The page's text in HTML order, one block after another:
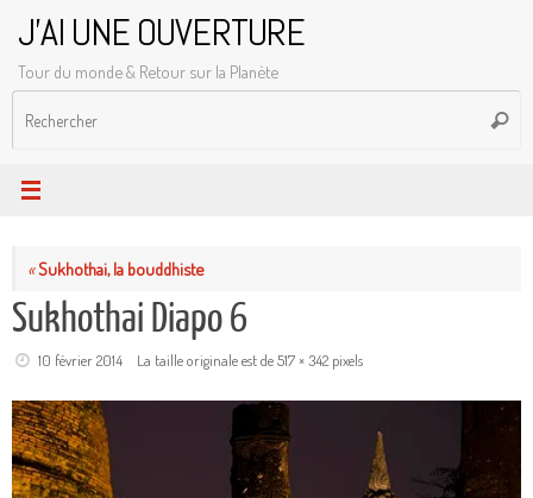
contenu
J'AI UNE OUVERTURE
Tour du monde & Retour sur la Planète
«Sukhothai, la bouddhiste
Sukhothai Diapo 6
10 février 2014 La taille originale est de517 × 342pixels